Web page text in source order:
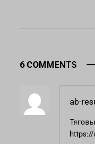
6 COMMENTS
ab-
https://